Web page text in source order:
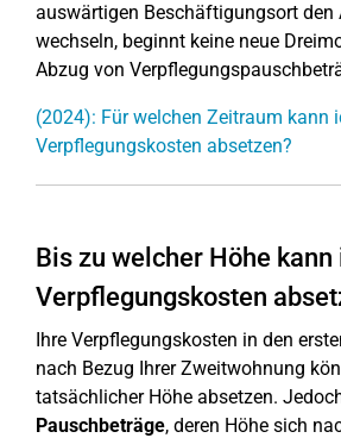
auswärtigen Beschäftigungsort den
wechseln, beginnt keine neue
Abzug von
(2024): Für welchen Zeitraum kann
Verpflegungskosten absetzen?
Bis zu welcher Höhe kann
Verpflegungskosten
Ihre Verpflegungskosten in den
nach Bezug Ihrer Zweitwohnung
tatsächlicher Höhe absetzen.
Pauschbeträge, deren Höhe sich